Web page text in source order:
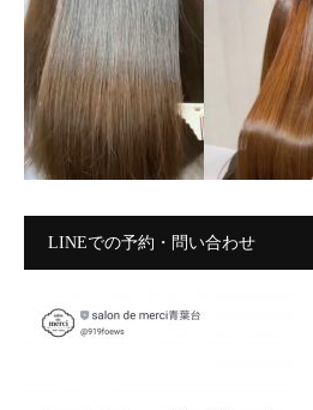
LINEでの予約・問い合わせ